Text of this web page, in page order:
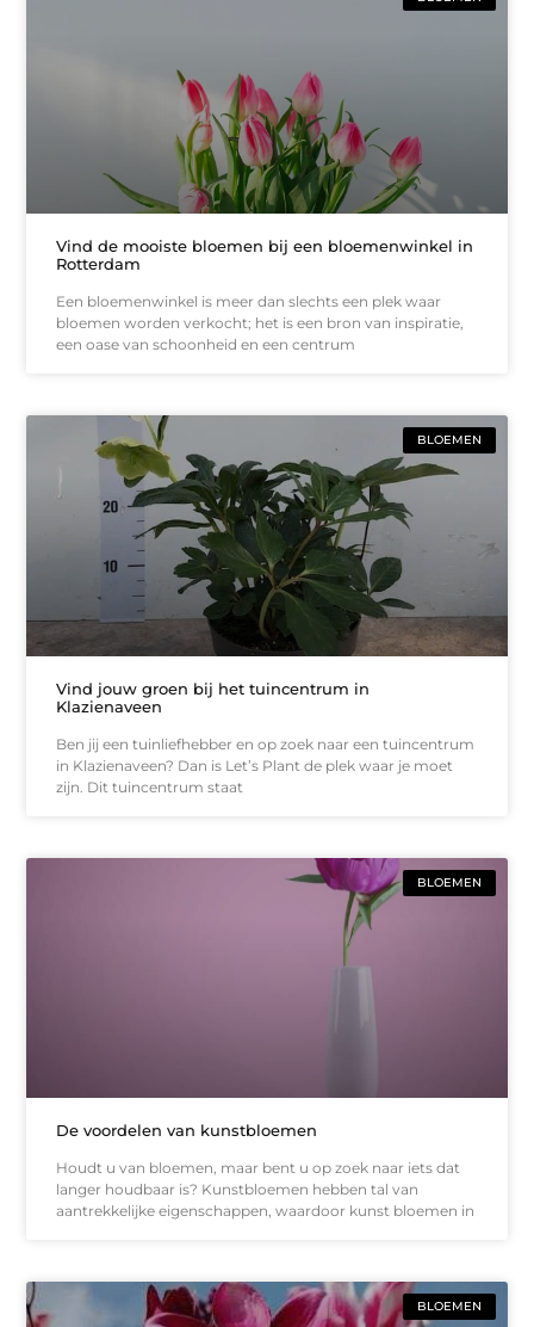
Vind de mooiste bloemen bij een bloemenwinkel in
Rotterdam
Een bloemenwinkel is meer dan slechts een plek waar
bloemen worden verkocht; het is een bron van inspiratie,
een oase van schoonheid en een centrum
BLOEMEN
Vind jouw groen bij het tuincentrum in
Klazienaveen
Ben jij een tuinliefhebber en op zoek naar een tuincentrum
in Klazienaveen? Dan is Let’s Plant de plek waar je moet
zijn. Dit tuincentrum staat
BLOEMEN
De voordelen van kunstbloemen
Houdt u van bloemen, maar bent u op zoek naar iets dat
langer houdbaar is? Kunstbloemen hebben tal van
aantrekkelijke eigenschappen, waardoor kunst bloemen in
BLOEMEN